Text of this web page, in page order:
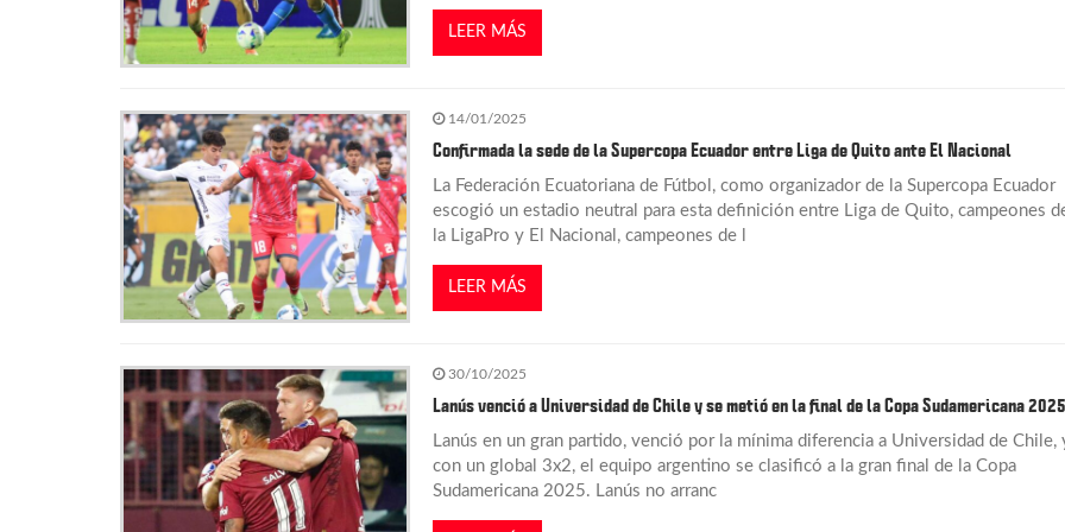
e
e
n
t
r
d
a
LEER MÁS
14/01/2025
Confirmada la sede de la Supercopa Ecuador entre Liga de Quito ante El Nacional
La Federación Ecuatoriana de Fútbol, como organizador de la Supercopa Ecuador
escogió un estadio neutral para esta definición entre Liga de Quito, campeones
la LigaPro y El Nacional, campeones de l
LEER MÁS
30/10/2025
Lanús venció a Universidad de Chile y se metió en la final de la Copa Sudamericana 2025
Lanús en un gran partido, venció por la mínima diferencia a Universidad de Chile,
con un global 3x2, el equipo argentino se clasificó a la gran final de la Copa
Sudamericana 2025. Lanús no arranc